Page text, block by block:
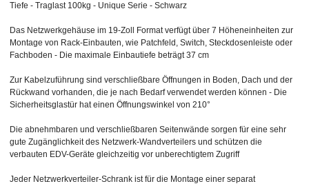
Tiefe - Traglast 100kg - Unique Serie - Schwarz
Das Netzwerkgehäuse im 19-Zoll Format verfügt über 7 Höheneinheiten zur
Montage von Rack-Einbauten, wie Patchfeld, Switch, Steckdosenleiste oder
Fachboden - Die maximale Einbautiefe beträgt 37 cm
Zur Kabelzuführung sind verschließbare Öffnungen in Boden, Dach und der
Rückwand vorhanden, die je nach Bedarf verwendet werden können - Die
Sicherheitsglastür hat einen Öffnungswinkel von 210°
Die abnehmbaren und verschließbaren Seitenwände sorgen für eine sehr
gute Zugänglichkeit des Netzwerk-Wandverteilers und schützen die
verbauten EDV-Geräte gleichzeitig vor unberechtigtem Zugriff
Jeder Netzwerkverteiler-Schrank ist für die Montage einer separat